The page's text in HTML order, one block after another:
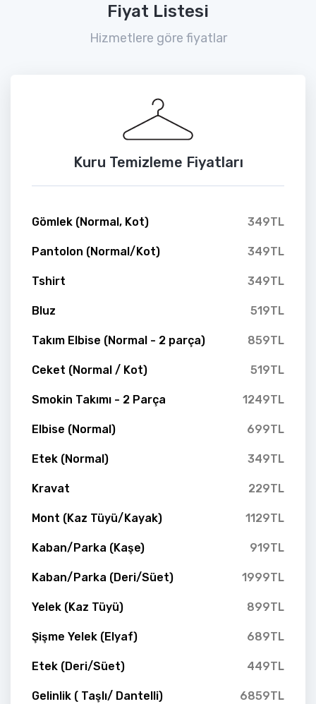
Fiyat Listesi
Hizmetlere göre fiyatlar
Kuru Temizleme Fiyatları
Gömlek (Normal, Kot) 349TL
Pantolon (Normal/Kot) 349TL
Tshirt 349TL
Bluz 519TL
Takım Elbise (Normal - 2 parça) 859TL
Ceket (Normal / Kot) 519TL
Smokin Takımı - 2 Parça 1249TL
Elbise (Normal) 699TL
Etek (Normal) 349TL
Kravat 229TL
Mont (Kaz Tüyü/Kayak) 1129TL
Kaban/Parka (Kaşe) 919TL
Kaban/Parka (Deri/Süet) 1999TL
Yelek (Kaz Tüyü) 899TL
Şişme Yelek (Elyaf) 689TL
Etek (Deri/Süet) 449TL
Gelinlik ( Taşlı/ Dantelli) 6859TL